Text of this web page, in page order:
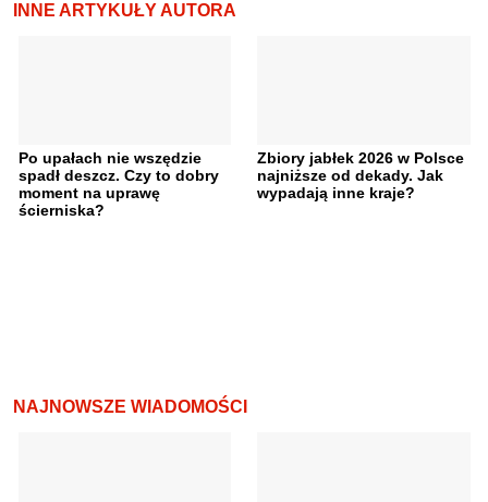
INNE ARTYKUŁY AUTORA
Po upałach nie wszędzie
spadł deszcz. Czy to dobry
moment na uprawę
ścierniska?
Zbiory jabłek 2026 w Polsce
najniższe od dekady. Jak
wypadają inne kraje?
NAJNOWSZE WIADOMOŚCI